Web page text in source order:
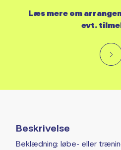
Beskrivelse
Beklædning: løbe- eller
Læs mere om
evt.